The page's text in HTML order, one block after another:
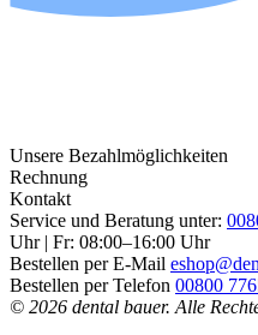
Unsere Bezahlmöglichkeiten
Rechnung
Kontakt
Service und Beratung unter:
Uhr | Fr: 08:00–16:00 Uhr
Bestellen per E-Mail
Bestellen per Telefon 00800
© 2026 dental bauer. Alle